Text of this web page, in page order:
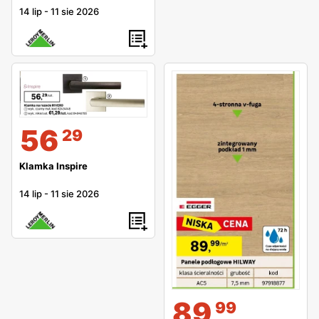
Leroy Merlin - zakupy online
Remont lub budowa to okres dużego stresu i ciągłego
braku czasu, dlatego warto skorzystać z wygodnych
zakupów online. Wystarczy wejść na stronę leroymerlin.pl
i wybrane produkty dodać do wirtualnego koszyka.
Zakupiony towar można odebrać w wybranym sklepie
stacjonarnym Leroy Merlin, w godzinach otwarcia lub
skorzystać z dostawy transportem Leroy Merlin, przesyłką
kurierską lub do wybranego paczkomatu. Wybór sposobu
dostawy odbywa się na etapie zamówienia i uzależniony
jest od gabarytów zamówionych produktów. Zakupu
można dokonać również przez telefon. Wystarczy
przedzwonić i zamówić wybrany towar. W trakcie rozmowy
możesz skorzystać z pomocy doradcy Leroy Merlin.
14 lip -11 sie 2026
56 29
Klamka Inspire
14 lip -11 sie 2026
99